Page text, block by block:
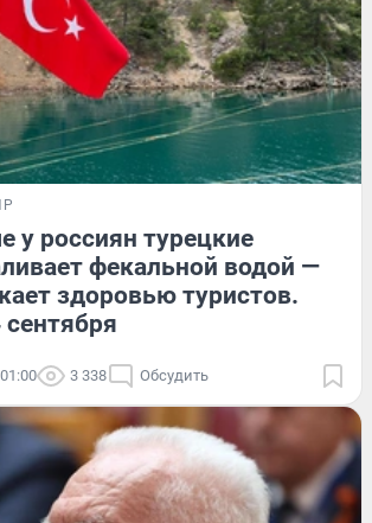
у россиян турецкие
фекальной водой —
здоровью туристов.
3 338 Обсудить